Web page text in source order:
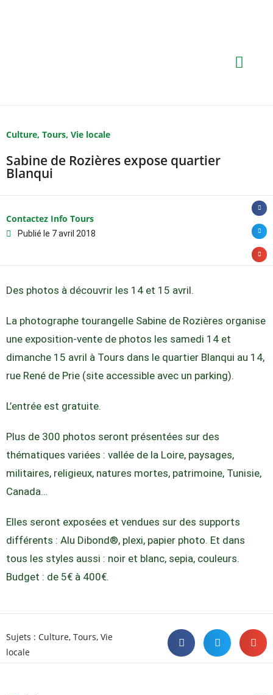
Culture, Tours, Vie locale
Sabine de Rozières expose quartier
Blanqui
Contactez Info Tours
Publié le 7 avril 2018
Des photos à découvrir les 14 et 15 avril.
La photographe tourangelle Sabine de Rozières organise
une exposition-vente de photos les samedi 14 et
dimanche 15 avril à Tours dans le quartier Blanqui au 14,
rue René de Prie (site accessible avec un parking).
L’entrée est gratuite.
Plus de 300 photos seront présentées sur des
thématiques variées : vallée de la Loire, paysages,
militaires, religieux, natures mortes, patrimoine, Tunisie,
Canada…
Elles seront exposées et vendues sur des supports
différents : Alu Dibond®, plexi, papier photo. Et dans
tous les styles aussi : noir et blanc, sepia, couleurs.
Budget : de 5€ à 400€.
Sujets : Culture, Tours, Vie
locale